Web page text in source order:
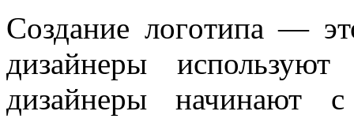
Создание логoтипа —
дизайнеры
дизайнеры начинают